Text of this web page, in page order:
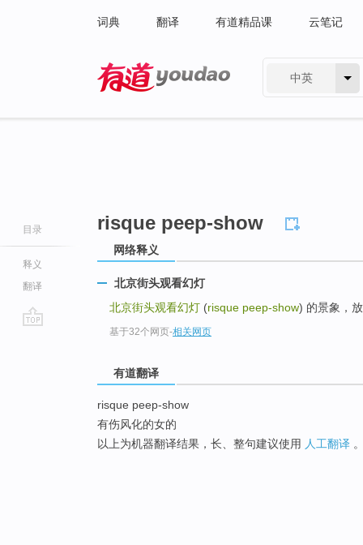
词典 翻译 有道精品课 云笔记
中英
目录
释义
翻译
risque peep-show
网络释义
北京街头观看幻灯
北京街头观看幻灯 (risque peep-show) 的景象，
基于32个网页-相关网页
有道翻译
risque peep-show
有伤风化的女的
以上为机器翻译结果，长、整句建议使用 人工翻译